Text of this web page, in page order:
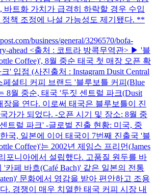
바트화 가치가 급격히 하락할 경우 수입
책 조정에 나설 가능성도 제기됐다. **
business/general/3296570/bofa-
ahead <출처 : 코트라 방콕무역관> ▶ '블
Coffee)', 8월 중순 태국 첫 매장 오픈 확
' 입점 (사진출처 : Instagram Dusit Central
페셜티 커피 브랜드 '블루보틀 커피(Blue
8월 중순, 태국 '두짓 센트럴 파크(Dusit
장을 연다. 이로써 태국은 블루보틀이 진
가가 되었다. -오픈 시기 및 장소: 8월 중
트럴 파크' -글로벌 진출 현황: 미국, 중
국, 일본에 이어 태국이 7번째 진출국 '블
Coffee)'는 2002년 제임스 프리먼(James
포니아에서 설립했다. 고품질 원두를 바
'카페 바흐(Café Bach)' 같은 일본의 전통
문화에서 영감을 받아 편안하고 조용
. 경쟁이 매우 치열한 태국 커피 시장 내